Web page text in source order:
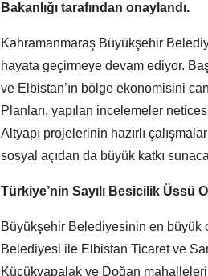
Bakanlığı tarafından onaylandı.
Kahramanmaraş Büyükşehir
hayata geçirmeye devam ediyor.
ve Elbistan’ın bölge ekonomisini
Planları, yapılan incelemeler
Altyapı projelerinin hazırlı
sosyal açıdan da büyük katkı
Türkiye’nin Sayılı Besicilik Üssü
Büyükşehir Belediyesinin en büyük
Belediyesi ile Elbistan Ticaret ve
Küçükyapalak ve Doğan